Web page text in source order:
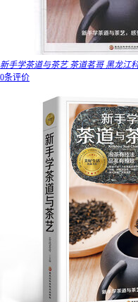
新手学茶道与茶艺 茶道茗哥 黑龙江
0条评价